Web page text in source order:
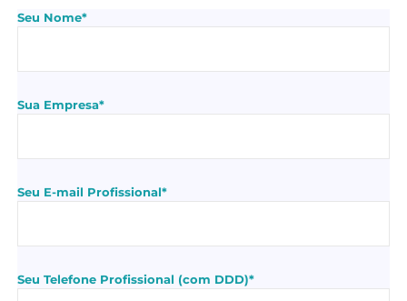
Seu Nome*
Sua Empresa*
Seu E-mail Profissional*
Seu Telefone Profissional (com DDD)*